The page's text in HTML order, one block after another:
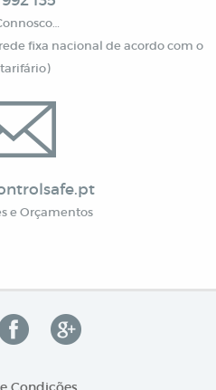
fixa nacional de acordo com o
e Orçamentos